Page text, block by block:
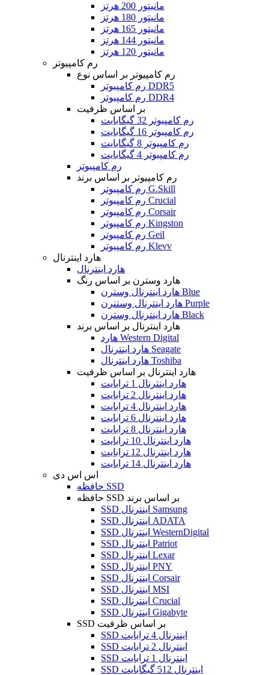
مانیتور 200 هرتز
مانیتور 180 هرتز
مانیتور 165 هرتز
مانیتور 144 هرتز
مانیتور 120 هرتز
رم کامپیوتر
رم کامپیوتر بر اساس نوع
رم کامپیوتر DDR5
رم کامپیوتر DDR4
بر اساس ظرفیت
رم کامپیوتر 32 گیگابایت
رم کامپیوتر 16 گیگابایت
رم کامپیوتر 8 گیگابایت
رم کامپیوتر 4 گیگابایت
رم کامپیوتر
رم کامپیوتر بر اساس برند
رم کامپیوتر G.Skill
رم کامپیوتر Crucial
رم کامپیوتر Corsair
رم کامپیوتر Kingston
رم کامپیوتر Geil
رم کامپیوتر Klevv
هارد اینترنال
هارد اینترنال
هارد وسترن بر اساس رنگ
هارد اینترنال وسترن Blue
هارد اینترنال وستنرن Purple
هارد اینترنال وسترن Black
هارد اینترنال بر اساس برند
هارد Western Digital
هارد اینترنال Seagate
هارد اینترنال Toshiba
هارد اینترنال بر اساس ظرفیت
هارد اینترنال 1 ترابایت
هارد اینترنال 2 ترابایت
هارد اینترنال 4 ترابایت
هارد اینترنال 6 ترابایت
هارد اینترنال 8 ترابایت
هارد اینترنال 10 ترابایت
هارد اینترنال 12 ترابایت
هارد اینترنال 14 ترابایت
اس اس دی
حافظه SSD
حافظه SSD بر اساس برند
SSD اینترنال Samsung
SSD اینترنال ADATA
SSD اینترنال WesternDigital
SSD اینترنال Patriot
SSD اینترنال Lexar
SSD اینترنال PNY
SSD اینترنال Corsair
SSD اینترنال MSI
SSD اینترنال Crucial
SSD اینترنال Gigabyte
SSD بر اساس ظرفیت
SSD اینترنال 4 ترابایت
SSD اینترنال 2 ترابایت
SSD اینترنال 1 ترابایت
SSD اینترنال 512 گیگابایت